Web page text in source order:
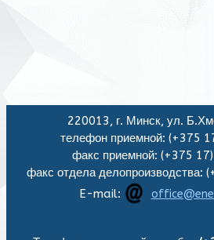
220013, г. Минск, ул.
телефон приемной: (+375
факс приемной: (+375
факс отдела
E-mail: